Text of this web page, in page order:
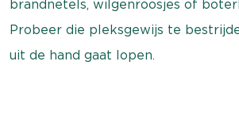
brandnetels, wilgenroosjes of
Probeer die pleksgewijs te
uit de hand gaat lopen.